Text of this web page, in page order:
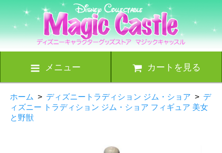
メニュー カートを見る
ホーム > ディズニートラディション ジム・ショア > デ
ィズニー トラディション ジム・ショア フィギュア 美女
と野獣